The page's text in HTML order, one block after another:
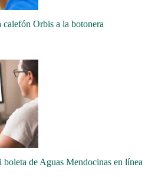
calefón Orbis a la botonera
de Aguas Mendocinas en línea